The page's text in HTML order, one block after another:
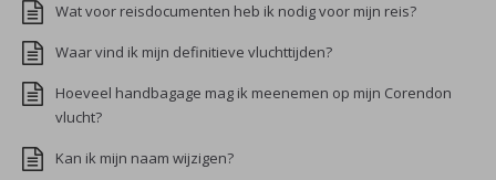
Wat voor reisdocumenten heb ik nodig voor mijn reis?
Waar vind ik mijn definitieve vluchttijden?
Hoeveel handbagage mag ik meenemen op mijn Corendon
vlucht?
Kan ik mijn naam wijzigen?